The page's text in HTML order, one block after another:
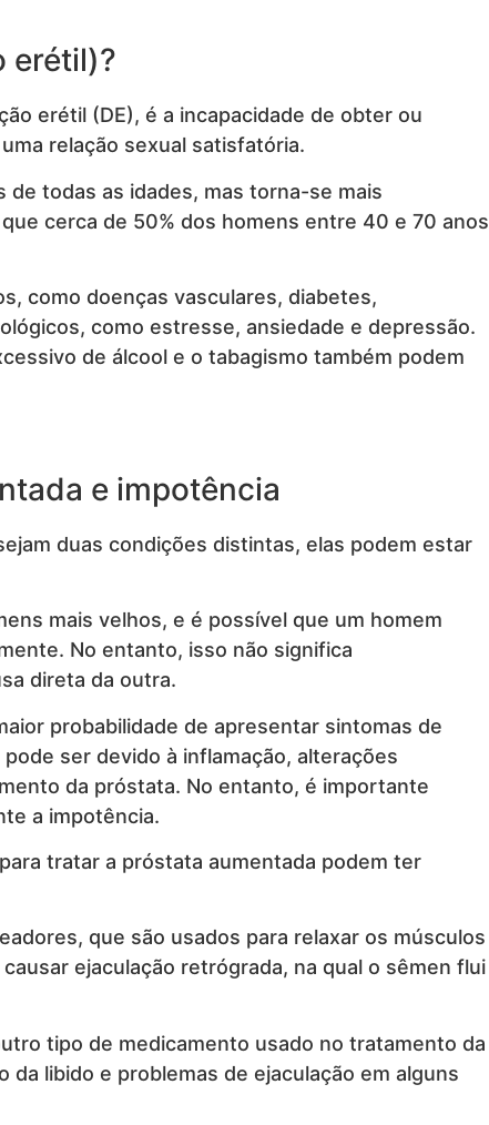
erétil)?
erétil (DE), é a incapacidade de obter ou
relação sexual satisfatória.
de todas as idades, mas torna-se mais
cerca de 50% dos homens entre 40 e 70 anos
como doenças vasculares, diabetes,
como estresse, ansiedade e depressão.
de álcool e o tabagismo também podem
e impotência
duas condições distintas, elas podem estar
mais velhos, e é possível que um homem
No entanto, isso não significa
direta da outra.
probabilidade de apresentar sintomas de
ser devido à inflamação, alterações
da próstata. No entanto, é importante
a impotência.
tratar a próstata aumentada podem ter
que são usados para relaxar os músculos
ejaculação retrógrada, na qual o sêmen flui
tipo de medicamento usado no tratamento da
libido e problemas de ejaculação em alguns